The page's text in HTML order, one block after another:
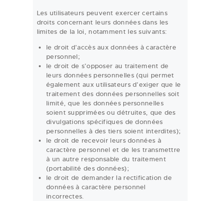
Les utilisateurs peuvent exercer certains
droits concernant leurs données dans les
limites de la loi, notamment les suivants:
le droit d’accès aux données à caractère
personnel;
le droit de s’opposer au traitement de
leurs données personnelles (qui permet
également aux utilisateurs d’exiger que le
traitement des données personnelles soit
limité, que les données personnelles
soient supprimées ou détruites, que des
divulgations spécifiques de données
personnelles à des tiers soient interdites);
le droit de recevoir leurs données à
caractère personnel et de les transmettre
à un autre responsable du traitement
(portabilité des données);
le droit de demander la rectification de
données à caractère personnel
incorrectes.